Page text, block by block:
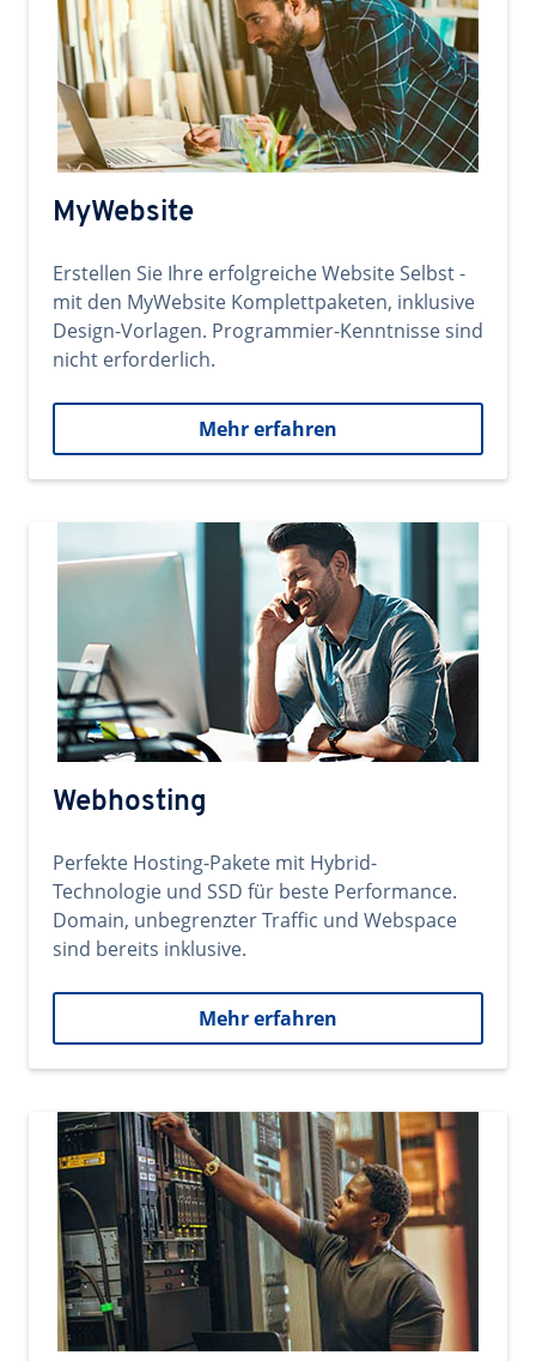
MyWebsite
Erstellen Sie Ihre erfolgreiche Website Selbst -
mit den MyWebsite Komplettpaketen, inklusive
Design-Vorlagen. Programmier-Kenntnisse sind
nicht erforderlich.
Mehr erfahren
Webhosting
Perfekte Hosting-Pakete mit Hybrid-
Technologie und SSD für beste Performance.
Domain, unbegrenzter Traffic und Webspace
sind bereits inklusive.
Mehr erfahren